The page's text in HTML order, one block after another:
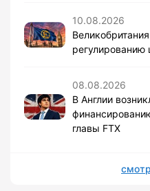
10.08.2026
регулированию
08.08.2026
В Англии
главы FTX